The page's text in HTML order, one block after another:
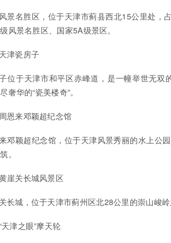
景名胜区，位于天津市蓟县西北15公里处，
风景名胜区、国家5A级景区。
津瓷房子
位于天津市和平区赤峰道，是一幢举世无双
奢华的“瓷美楼奇”。
恩来邓颖超纪念馆
邓颖超纪念馆，位于天津风景秀丽的水上公
。
崖关长城风景区
长城，位于天津市蓟州区北28公里的崇山峻岭
天津之眼”摩天轮